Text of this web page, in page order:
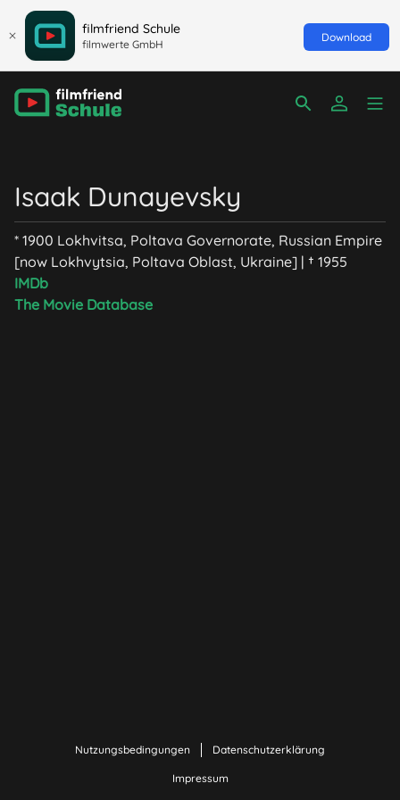
filmfriend Schule
filmwerte GmbH
Download
Isaak Dunayevsky
* 1900 Lokhvitsa, Poltava Governorate, Russian Empire
[now Lokhvytsia, Poltava Oblast, Ukraine] | † 1955
IMDb
The Movie Database
Nutzungsbedingungen Datenschutzerklärung
Impressum